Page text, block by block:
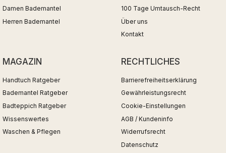
Damen Bademantel
Herren Bademantel
100 Tage Umtausch-Recht
Über uns
Kontakt
MAGAZIN
Handtuch Ratgeber
Bademantel Ratgeber
Badteppich Ratgeber
Wissenswertes
Waschen & Pflegen
RECHTLICHES
Barrierefreiheitserklärung
Gewährleistungsrecht
Cookie-Einstellungen
AGB / Kundeninfo
Widerrufsrecht
Datenschutz